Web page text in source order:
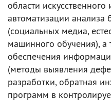
области искусственного
автоматизации
(социальных медиа,
машинного обучения),
обеспечения
(методы выявления
разработки, обратная
программ в